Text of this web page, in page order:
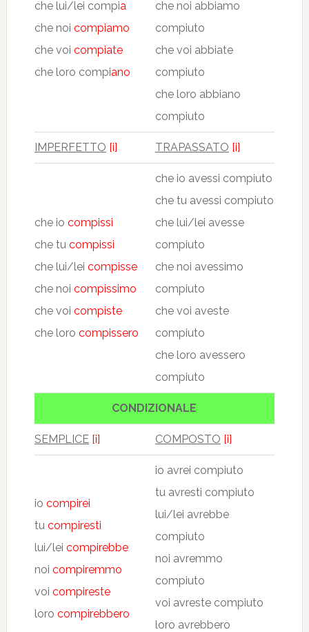
che lui/lei compia
che noi compiamo
che voi compiate
che loro compiano
che noi abbiamo
compiuto
che voi abbiate
compiuto
che loro abbiano
compiuto
IMPERFETTO [i] TRAPASSATO [i]
che io compissi
che tu compissi
che lui/lei compisse
che noi compissimo
che voi compiste
che loro compissero
che io avessi compiuto
che tu avessi compiuto
che lui/lei avesse
compiuto
che noi avessimo
compiuto
che voi aveste
compiuto
che loro avessero
compiuto
CONDIZIONALE
SEMPLICE [i] COMPOSTO [i]
io compirei
tu compiresti
lui/lei compirebbe
noi compiremmo
voi compireste
loro compirebbero
io avrei compiuto
tu avresti compiuto
lui/lei avrebbe
compiuto
noi avremmo
compiuto
voi avreste compiuto
loro avrebbero